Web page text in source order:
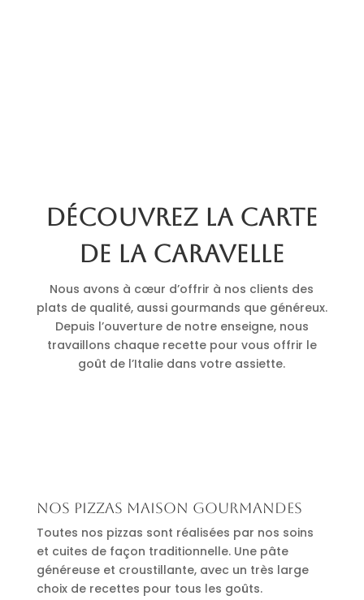
Découvrez la carte
de La Caravelle
Nous avons à cœur d’offrir à nos clients des
plats de qualité, aussi gourmands que généreux.
Depuis l’ouverture de notre enseigne, nous
travaillons chaque recette pour vous offrir le
goût de l’Italie dans votre assiette.
Nos pizzas maison gourmandes
Toutes nos pizzas sont réalisées par nos soins
et cuites de façon traditionnelle. Une pâte
généreuse et croustillante, avec un très large
choix de recettes pour tous les goûts.